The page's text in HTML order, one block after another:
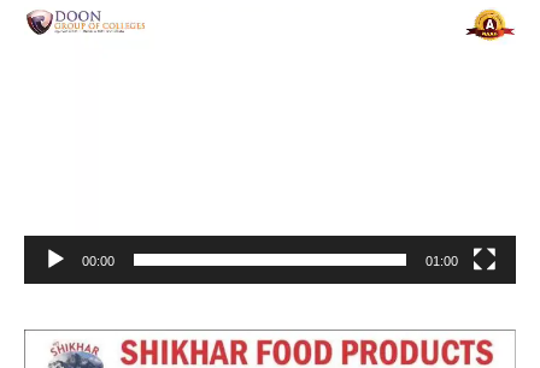
Video
Player
00:00 01:00